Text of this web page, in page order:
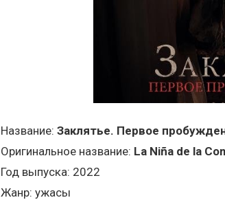
Название: Заклятье. Первое
Оригинальное название: La Niña de la
Год выпуска: 2022
Жанр: ужасы